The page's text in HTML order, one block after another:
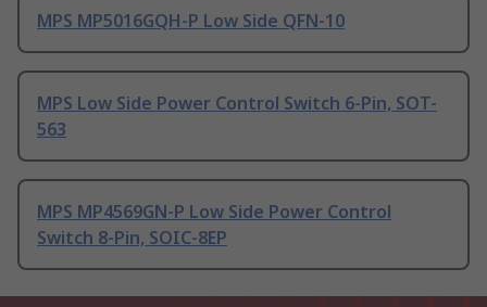
MPS MP5016GQH-P Low Side QFN-10
MPS Low Side Power Control Switch 6-Pin, SOT-
563
MPS MP4569GN-P Low Side Power Control
Switch 8-Pin, SOIC-8EP